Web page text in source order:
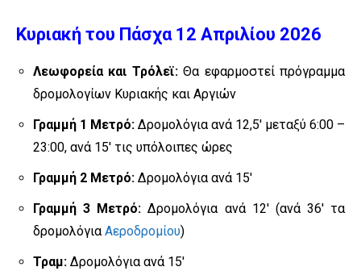
Κυριακή του Πάσχα 12 Απριλίου 2026
Λεωφορεία και Τρόλεϊ:Θα εφαρμοστεί πρόγραμμα
δρομολογίων Κυριακής και Αργιών
Γραμμή 1 Μετρό: Δρομολόγια ανά 12,5′ μεταξύ 6:00 –
23:00, ανά 15′ τις υπόλοιπες ώρες
Γραμμή 2 Μετρό: Δρομολόγια ανά 15′
Γραμμή 3 Μετρό: Δρομολόγια ανά 12′ (ανά 36′ τα
δρομολόγιαΑεροδρομίου)
Τραμ: Δρομολόγια ανά 15′